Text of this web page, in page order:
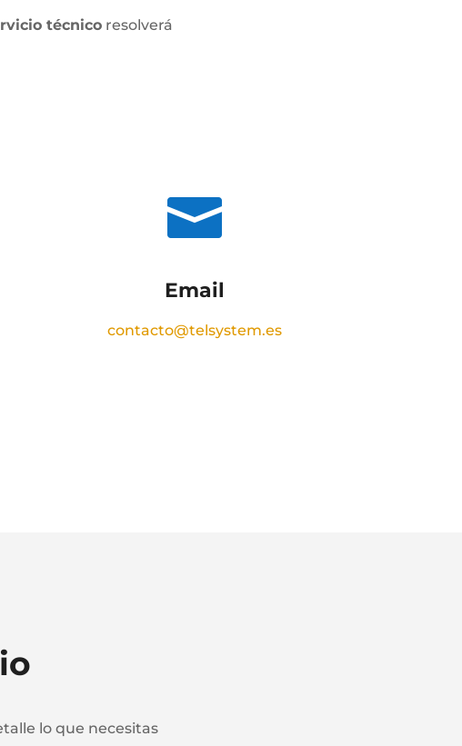
técnicoresolverá

Email
contacto@telsystem.es
lo que necesitas